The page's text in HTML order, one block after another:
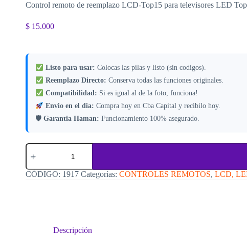
Control remoto de reemplazo LCD-Top15 para televisores LED
$ 15.000
Listo para usar: Colocas las pilas y listo (sin codigos).
Reemplazo Directo: Conserva todas las funciones originales.
Compatibilidad: Si es igual al de la foto, funciona!
Envio en el dia: Compra hoy en Cba Capital y recibilo hoy.
🛡 Garantia Haman: Funcionamiento 100% asegurado.
Control
remoto
Top15
CÓDIGO: 1917 Categorías: CONTROLES REMOTOS, LCD,
Descripción